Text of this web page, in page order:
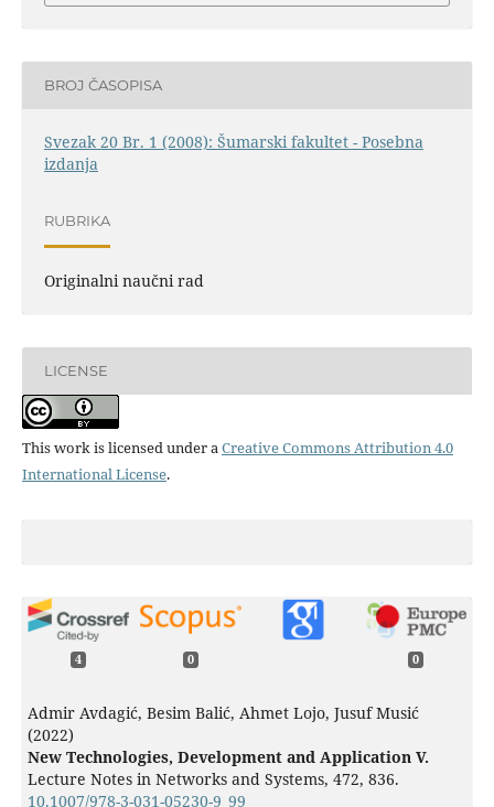
BROJ ČASOPISA
Svezak 20 Br. 1 (2008): Šumarski fakultet - Posebna
izdanja
RUBRIKA
Originalni naučni rad
LICENSE
This work is licensed under aCreative Commons Attribution 4.0
International License.
4 0 0
Admir Avdagić, Besim Balić, Ahmet Lojo, Jusuf Musić
(2022)
New Technologies, Development and Application V.
Lecture Notes in Networks and Systems, 472, 836.
10.1007/978-3-031-05230-9_99